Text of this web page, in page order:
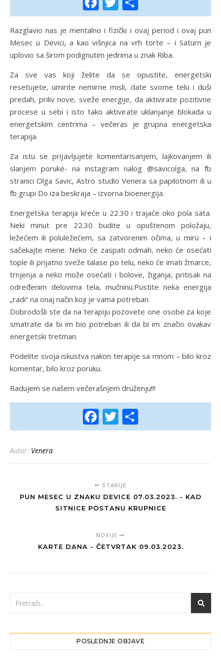
Razglavio nas je mentalno i fizički i ovaj period i ovaj pun
Mesec u Devici, a kao višnjica na vrh torte – i Saturn je
uplovio sa širom podignutim jedrima u znak Riba.
Za sve vas koji želite da se opustite, energetski
resetujete, umirite nemirne misli, date svome telu i duši
predah, priliv nove, sveže energije, da aktivirate pozitivne
procese u sebi i isto tako aktivirate uklanjanje blokada u
energetskim centrima – večeras je grupna energetska
terapija.
Za istu se prijavljujete komentarisanjem, lajkovanjem ili
slanjem poruke- na instagram nalog @savicolga, na fb
stranici Olga Savic, Astro studio Venera sa papilotnom ili u
fb grupi Do iza beskraja – izvorna bioenergija.
Energetska terapija kreće u 22.30 i trajaće oko pola sata.
Neki minut pre 22.30 budite u opuštenom položaju,
ležećem ili poluležećem, sa zatvorenim očima, u miru – i
sačekajte mene. Neko će zaspati odmah, neko će osećati
tople ili prijatno sveže talase po telu, neko će imati žmarce,
trnjenja a neko može osećati i bolove, žiganja, pritisak na
određenim delovima tela, mučninu.Pustite neka energija
„radi“ na onaj način koji je vama potreban.
Dobrodošli ste da na terapiju pozovete one osobe za koje
smatrate da bi im bio potreban ili da bi im značio ovakav
energetski tretman.
Podelite svoja iskustva nakon terapije sa mnom – bilo kroz
komentar, bilo kroz poruku.
Radujem se našem večerašnjem druženju!!!
Facebook
Twitter
Autor: Venera
STARIJE
PUN MESEC U ZNAKU DEVICE 07.03.2023. - KAD
SITNICE POSTANU KRUPNICE
NOVIJE
KARTE DANA - ČETVRTAK 09.03.2023.
POSLEDNJE OBJAVE